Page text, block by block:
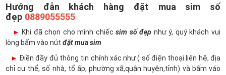
Hướng đẫn khách hàng đặt mua sim số
đẹp 0889055555
► Khi đã chọn cho mình chiếcsim số đẹp như ý, quý khách vui
lòng bấm vào nút đặt mua sim
► Điền đầy đủ thông tin chính xác như ( số điện thoại liên hệ, địa
chỉ cụ thể, số nhà, tổ ấp, phường xã,quận huyện,tỉnh) và bấm váo